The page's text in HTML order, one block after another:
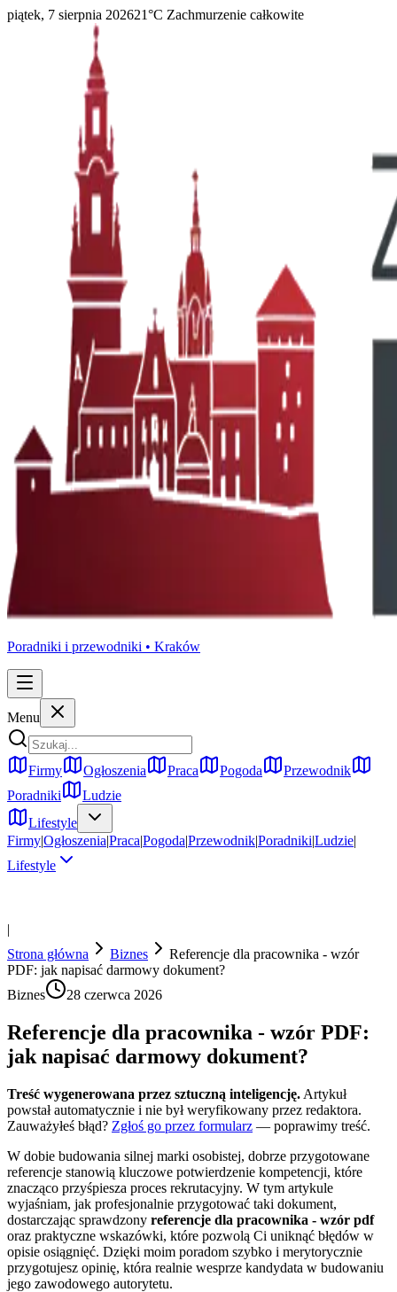
piątek, 7 sierpnia 202621°C Zachmurzenie całkowite
Poradniki i przewodniki • Kraków
Menu
Firmy Ogłoszenia Praca Pogoda
Przewodnik
Poradniki
Ludzie
Lifestyle
Firmy|Ogłoszenia|Praca|Pogoda|Przewodnik|Poradniki|Ludzie|
Lifestyle
|
Strona główna
Biznes
Referencje dla pracownika - wzór
PDF: jak napisać darmowy dokument?
Biznes
28 czerwca 2026
Referencje dla pracownika - wzór PDF:
jak napisać darmowy dokument?
Treść wygenerowana przez sztuczną inteligencję. Artykuł
powstał automatycznie i nie był weryfikowany przez redaktora.
Zauważyłeś błąd? Zgłoś go przez formularz — poprawimy treść.
W dobie budowania silnej marki osobistej, dobrze przygotowane
referencje stanowią kluczowe potwierdzenie kompetencji, które
znacząco przyśpiesza proces rekrutacyjny. W tym artykule
wyjaśniam, jak profesjonalnie przygotować taki dokument,
dostarczając sprawdzony referencje dla pracownika - wzór pdf
oraz praktyczne wskazówki, które pozwolą Ci uniknąć błędów w
opisie osiągnięć. Dzięki moim poradom szybko i merytorycznie
przygotujesz opinię, która realnie wesprze kandydata w budowaniu
jego zawodowego autorytetu.